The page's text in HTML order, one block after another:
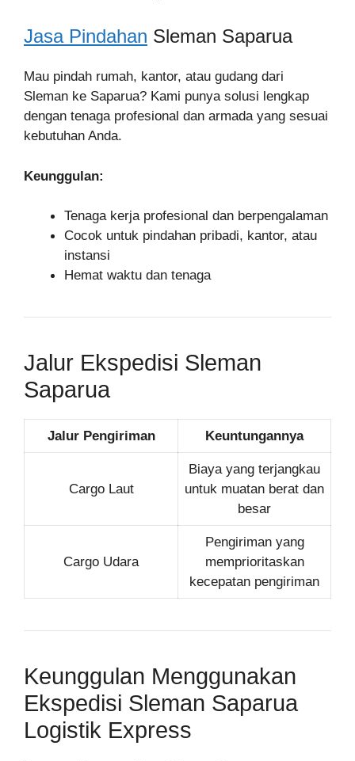
Jasa Pindahan Sleman Saparua
Mau pindah rumah, kantor, atau gudang dari
Sleman ke Saparua? Kami punya solusi lengkap
dengan tenaga profesional dan armada yang sesuai
kebutuhan Anda.
Keunggulan:
Tenaga kerja profesional dan berpengalaman
Cocok untuk pindahan pribadi, kantor, atau
instansi
Hemat waktu dan tenaga
Jalur Ekspedisi Sleman
Saparua
Jalur Pengiriman Keuntungannya
Cargo Laut
Biaya yang terjangkau
untuk muatan berat dan
besar
Cargo Udara
Pengiriman yang
memprioritaskan
kecepatan pengiriman
Keunggulan Menggunakan
Ekspedisi Sleman Saparua
Logistik Express